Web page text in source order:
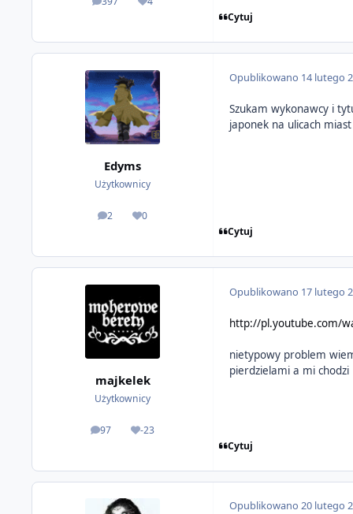
odpowiedziReputacja
Cytuj
Edyms
Użytkownicy
2
odpowiedzi
0
Reputacja
Opublikowano 14 lutego
Szukam wykonawcy i
japonek na ulicach
Cytuj
majkelek
Użytkownicy
97
odpowiedzi
-23
Reputacja
Opublikowano 17 lutego
http://pl.youtube.com/
nietypowy problem
pierdzielami a mi
Cytuj
Opublikowano20 lutego